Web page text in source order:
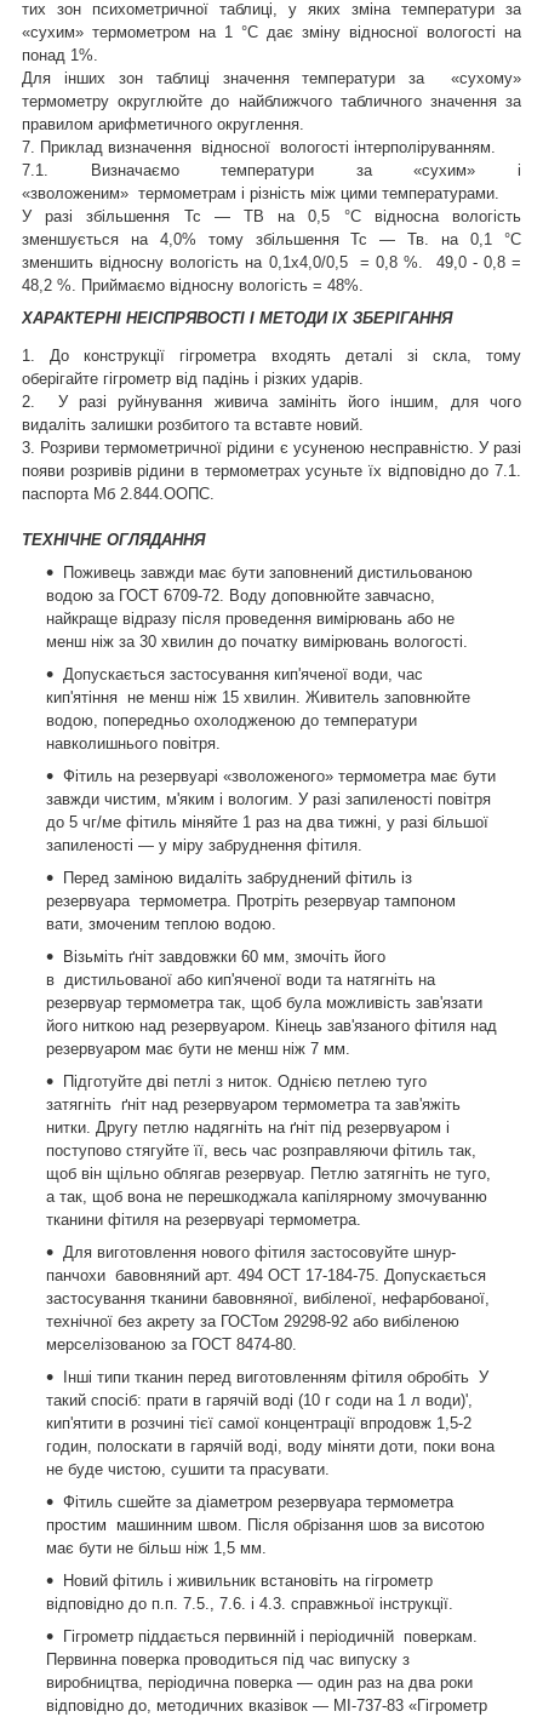
тих зон психометричної таблиці, у яких зміна температури за
«сухим» термометром на 1 °C дає зміну відносної вологості на
понад 1%.
Для інших зон таблиці значення температури за «сухому»
термометру округлюйте до найближчого табличного значення за
правилом арифметичного округлення.
7. Приклад визначення відносної вологості інтерполіруванням.
7.1. Визначаємо температури за «сухим» і
«зволоженим» термометрам і різність між цими температурами.
У разі збільшення Тс — ТВ на 0,5 °C відносна вологість
зменшується на 4,0% тому збільшення Тс — Тв. на 0,1 °C
зменшить відносну вологість на 0,1х4,0/0,5 = 0,8 %. 49,0 - 0,8 =
48,2 %. Приймаємо відносну вологість = 48%.
ХАРАКТЕРНІ НЕІСПРЯВОСТІ І МЕТОДИ ІХ ЗБЕРІГАННЯ
1. До конструкції гігрометра входять деталі зі скла, тому
оберігайте гігрометр від падінь і різких ударів.
2. У разі руйнування живича замініть його іншим, для чого
видаліть залишки розбитого та вставте новий.
3. Розриви термометричної рідини є усуненою несправністю. У разі
появи розривів рідини в термометрах усуньте їх відповідно до 7.1.
паспорта Мб 2.844.ООПС.
ТЕХНІЧНЕ ОГЛЯДАННЯ
Поживець завжди має бути заповнений дистильованою
водою за ГОСТ 6709-72. Воду доповнюйте завчасно,
найкраще відразу після проведення вимірювань або не
менш ніж за 30 хвилин до початку вимірювань вологості.
Допускається застосування кип'яченої води, час
кип'ятіння не менш ніж 15 хвилин. Живитель заповнюйте
водою, попередньо охолодженою до температури
навколишнього повітря.
Фітиль на резервуарі «зволоженого» термометра має бути
завжди чистим, м'яким і вологим. У разі запиленості повітря
до 5 чг/ме фітиль міняйте 1 раз на два тижні, у разі більшої
запиленості — у міру забруднення фітиля.
Перед заміною видаліть забруднений фітиль із
резервуара термометра. Протріть резервуар тампоном
вати, змоченим теплою водою.
Візьміть ґніт завдовжки 60 мм, змочіть його
в дистильованої або кип'яченої води та натягніть на
резервуар термометра так, щоб була можливість зав'язати
його ниткою над резервуаром. Кінець зав'язаного фітиля над
резервуаром має бути не менш ніж 7 мм.
Підготуйте дві петлі з ниток. Однією петлею туго
затягніть ґніт над резервуаром термометра та зав'яжіть
нитки. Другу петлю надягніть на ґніт під резервуаром і
поступово стягуйте її, весь час розправляючи фітиль так,
щоб він щільно облягав резервуар. Петлю затягніть не туго,
а так, щоб вона не перешкоджала капілярному змочуванню
тканини фітиля на резервуарі термометра.
Для виготовлення нового фітиля застосовуйте шнур-
панчохи бавовняний арт. 494 ОСТ 17-184-75. Допускається
застосування тканини бавовняної, вибіленої, нефарбованої,
технічної без акрету за ГОСТом 29298-92 або вибіленою
мерселізованою за ГОСТ 8474-80.
Інші типи тканин перед виготовленням фітиля обробіть У
такий спосіб: прати в гарячій воді (10 г соди на 1 л води)',
кип'ятити в розчині тієї самої концентрації впродовж 1,5-2
годин, полоскати в гарячій воді, воду міняти доти, поки вона
не буде чистою, сушити та прасувати.
Фітиль сшейте за діаметром резервуара термометра
простим машинним швом. Після обрізання шов за висотою
має бути не більш ніж 1,5 мм.
Новий фітиль і живильник встановіть на гігрометр
відповідно до п.п. 7.5., 7.6. і 4.3. справжньої інструкції.
Гігрометр піддається первинній і періодичній поверкам.
Первинна поверка проводиться під час випуску з
виробництва, періодична поверка — один раз на два роки
відповідно до, методичних вказівок — МІ-737-83 «Гігрометр